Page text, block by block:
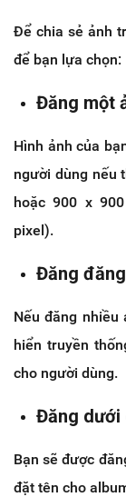
Để chia sẻ ảnh
để bạn lựa chọn:
Đăng một
Hình ảnh của
người dùng nếu
hoặc 900 x
pixel).
Đăng
Nếu đăng nhiều
hiển truyền
cho người dùng.
Đăng dưới
Bạn sẽ được
đặt tên cho